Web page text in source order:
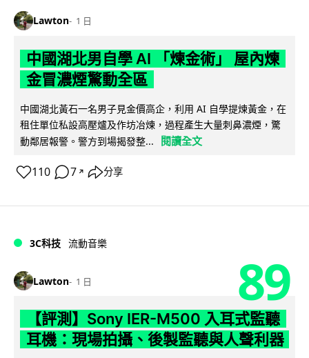
Lawton 1 日
中國湖北男自學 AI 「煉金術」 屋內煉
金冒濃煙驚動全區
中國湖北黃石一名男子見金價高企，利用 AI 自學提煉黃金，在
租住單位私設高壓爐及作坊冶煉，過程產生大量刺鼻濃煙，驚
動鄰居報警。警方到場揭發整...
閱讀全文
110 7 ↗ 分享
3C科技 流動音樂
Lawton 1 日 89
【評測】Sony IER-M500 入耳式監聽
耳機：現場拍攝、後製監聽與人聲利器